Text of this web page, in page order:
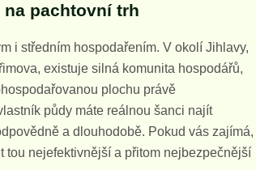
pachtovní trh
i středním hospodařením. V okolí Jihlavy,
existuje silná komunita hospodářů,
plochu právě
půdy máte reálnou šanci najít
a dlouhodobě. Pokud vás zajímá,
tou nejefektivnější a přitom nejbezpečnější